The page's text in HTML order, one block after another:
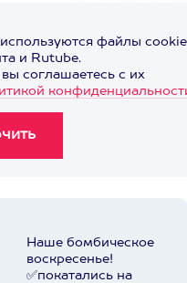
файлы cookie
и Rutube.
соглашаетесь с их
Наше бомбическое
воскресенье!
✅покатались на